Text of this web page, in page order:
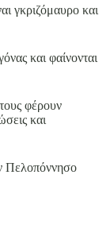
γκριζόμαυρο και
και φαίνονται
φέρουν
και
Πελοπόννησο